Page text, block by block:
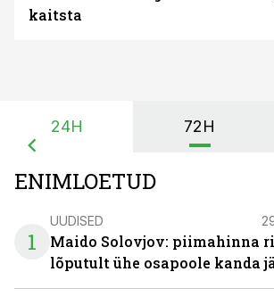
kaitsta
24H 72H
ENIMLOETUD
1
UUDISED
Maido Solovjov: piimahinna
lõputult ühe osapoole kanda